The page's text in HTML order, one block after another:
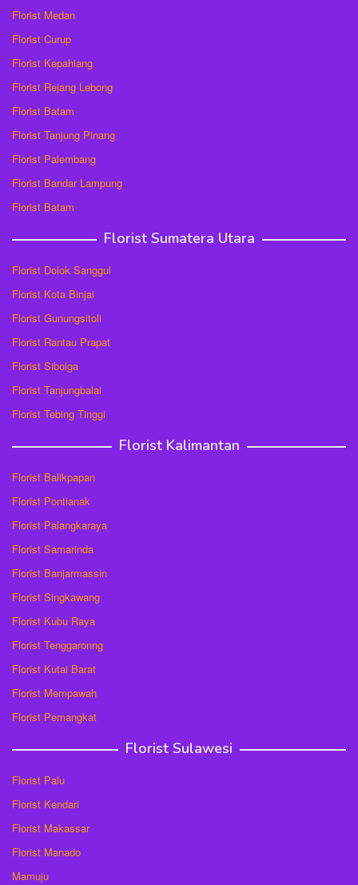
Florist Medan
Florist Curup
Florist Kepahiang
Florist Rejang Lebong
Florist Batam
Florist Tanjung Pinang
Florist Palembang
Florist Bandar Lampung
Florist Batam
Florist Sumatera Utara
Florist Dolok Sanggul
Florist Kota Binjai
Florist Gunungsitoli
Florist Rantau Prapat
Florist Sibolga
Florist Tanjungbalai
Florist Tebing Tinggi
Florist Kalimantan
Florist Balikpapan
Florist Pontianak
Florist Palangkaraya
Florist Samarinda
Florist Banjarmassin
Florist Singkawang
Florist Kubu Raya
Florist Tenggaronng
Florist Kutai Barat
Florist Mempawah
Florist Pemangkat
Florist Sulawesi
Florist Palu
Florist Kendari
Florist Makassar
Florist Manado
Mamuju